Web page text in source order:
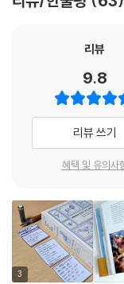
도판 저작권자
차이이지 질적인 차이는
이에 건널 수 없는 ‘질
하등하며 상대할 가치가
이러한 의식은 역사관
인간과 함께 존재했지
간이 아닌 ‘비인간’이
장류에 속한다. 침팬지
간과 동물은 동등하다.
역사에서 소외시켰던
주인공을 다시 소환하다
리뷰
9.8
리뷰 쓰기
혜택 및 유의사
3